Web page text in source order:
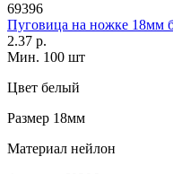
69396
Пуговица на ножке 18мм
2.37 р.
Мин. 100 шт
Цвет белый
Размер 18мм
Материал нейлон